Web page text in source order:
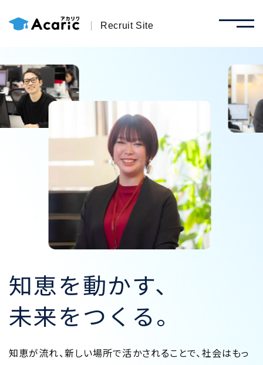
Recruit Site
知恵を動かす、
未来をつくる。
知恵が流れ、新しい場所で活かされることで、社会はもっ